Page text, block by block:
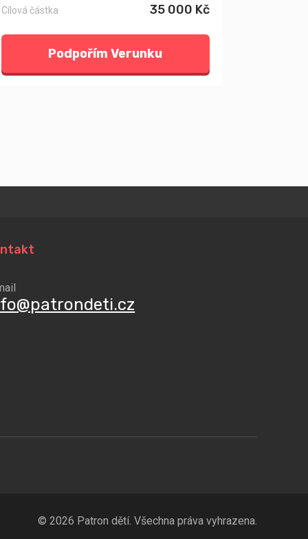
Cílová částka 35 000 Kč
Podpořím Verunku
© 2026 Patron dětí. Všechna práva vyhrazena.